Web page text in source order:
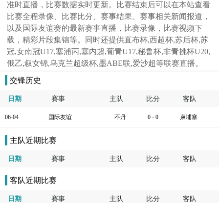
准时直播，比赛数据实时更新。比赛结束后可以在本站查看
比赛全程录像、比赛比分、赛事结果、赛事相关新闻报道，
以及国际友谊赛的最新赛事直播，比赛录像，比赛视频下
载，精彩片段集锦等。同时还提供直布杯,西超杯,苏后杯,苏
冠,女南冠U17,塞浦丙,塞内超,葡青U17,秘鲁杯,非青挑杯U20,
俄乙,叙女锦,乌克兰超级杯,墨ABE联,爱沙超等联赛直播。
交锋历史
日期 賽事 主队 比分 客队
06-04 国际友谊 不丹 0 - 0 柬埔寨
主队近期比赛
日期 賽事 主队 比分 客队
客队近期比赛
日期 賽事 主队 比分 客队